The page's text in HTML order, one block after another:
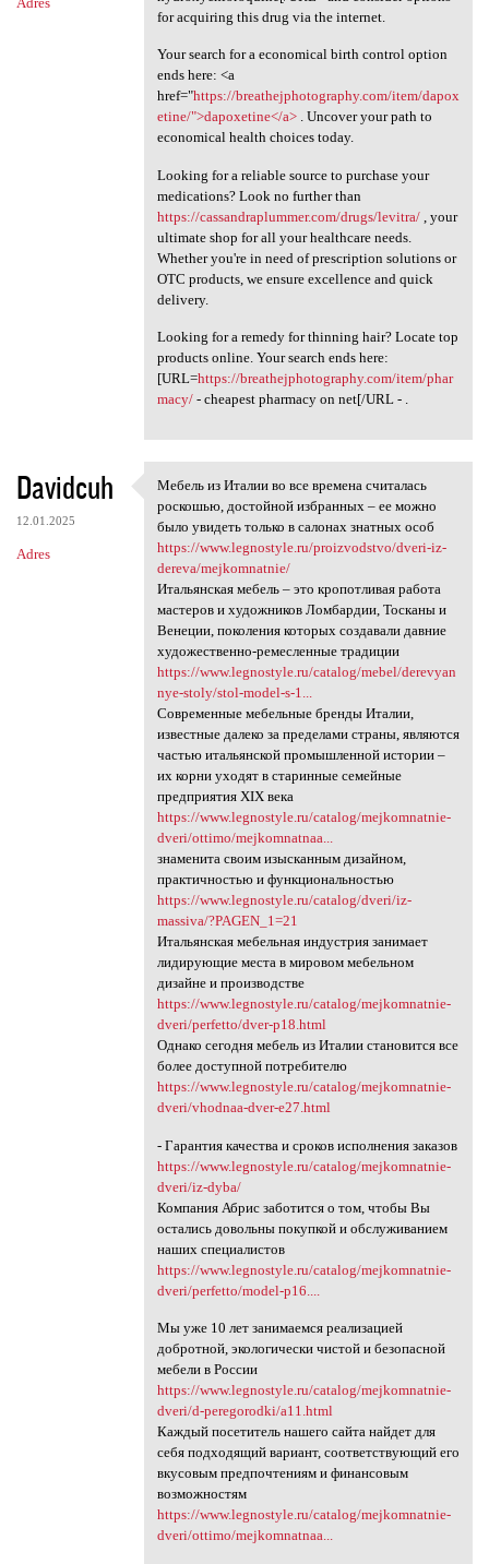
for acquiring this drug via the internet.
Your search for a economical birth control option
ends here: <a
href="https://breathejphotography.com/item/dapox
etine/">dapoxetine</a>. Uncover your path to
economical health choices today.
Looking for a reliable source to purchase your
medications? Look no further than
https://cassandraplummer.com/drugs/levitra/, your
ultimate shop for all your healthcare needs.
Whether you're in need of prescription solutions or
OTC products, we ensure excellence and quick
delivery.
Looking for a remedy for thinning hair? Locate top
products online. Your search ends here:
[URL=https://breathejphotography.com/item/phar
macy/- cheapest pharmacy on net[/URL - .
Davidcuh
12.01.2025
Adres
Мебель из Италии во все
Мебель из Италии во все времена считалась
роскошью, достойной избранных – ее можно
было увидеть только в салонах знатных особ
https://www.legnostyle.ru/proizvodstvo/dveri-iz-
dereva/mejkomnatnie/
Итальянская мебель – это кропотливая работа
мастеров и художников Ломбардии, Тосканы и
Венеции, поколения которых создавали давние
художественно-ремесленные традиции
https://www.legnostyle.ru/catalog/mebel/derevyan
nye-stoly/stol-model-s-1...
Современные мебельные бренды Италии,
известные далеко за пределами страны, являются
частью итальянской промышленной истории –
их корни уходят в старинные семейные
предприятия ХІХ века
https://www.legnostyle.ru/catalog/mejkomnatnie-
dveri/ottimo/mejkomnatnaa...
знаменита своим изысканным дизайном,
практичностью и функциональностью
https://www.legnostyle.ru/catalog/dveri/iz-
massiva/?PAGEN_1=21
Итальянская мебельная индустрия занимает
лидирующие места в мировом мебельном
дизайне и производстве
https://www.legnostyle.ru/catalog/mejkomnatnie-
dveri/perfetto/dver-p18.html
Однако сегодня мебель из Италии становится все
более доступной потребителю
https://www.legnostyle.ru/catalog/mejkomnatnie-
dveri/vhodnaa-dver-e27.html
- Гарантия качества и сроков исполнения заказов
https://www.legnostyle.ru/catalog/mejkomnatnie-
dveri/iz-dyba/
Компания Абрис заботится о том, чтобы Вы
остались довольны покупкой и обслуживанием
наших специалистов
https://www.legnostyle.ru/catalog/mejkomnatnie-
dveri/perfetto/model-p16....
Мы уже 10 лет занимаемся реализацией
добротной, экологически чистой и безопасной
мебели в России
https://www.legnostyle.ru/catalog/mejkomnatnie-
dveri/d-peregorodki/a11.html
Каждый посетитель нашего сайта найдет для
себя подходящий вариант, соответствующий его
вкусовым предпочтениям и финансовым
возможностям
https://www.legnostyle.ru/catalog/mejkomnatnie-
dveri/ottimo/mejkomnatnaa...